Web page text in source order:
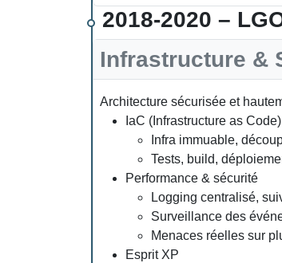
2018-2020 –
Infrastructure &
Architecture sécurisée et
IaC (Infrastructure as Code)
Infra immuable,
Tests, build,
Performance & sécurité
Logging centralisé,
Surveillance des
Menaces réelles sur
Esprit XP